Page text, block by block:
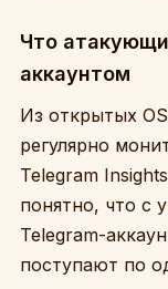
Что
аккаунтом
Из открытых
регулярно
Telegram
понятно, что с
Telegram-
поступают по